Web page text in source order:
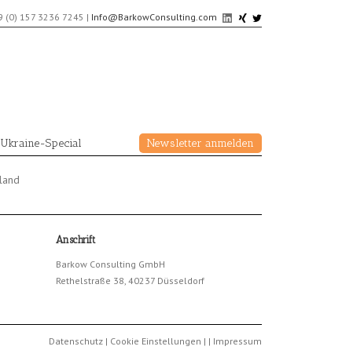
(0) 157 3236 7245 | Info@BarkowConsulting.com
Ukraine-Special Newsletter anmelden
Anschrift
Barkow Consulting GmbH
Rethelstraße 38, 40237 Düsseldorf
Datenschutz | Cookie Einstellungen | | Impressum